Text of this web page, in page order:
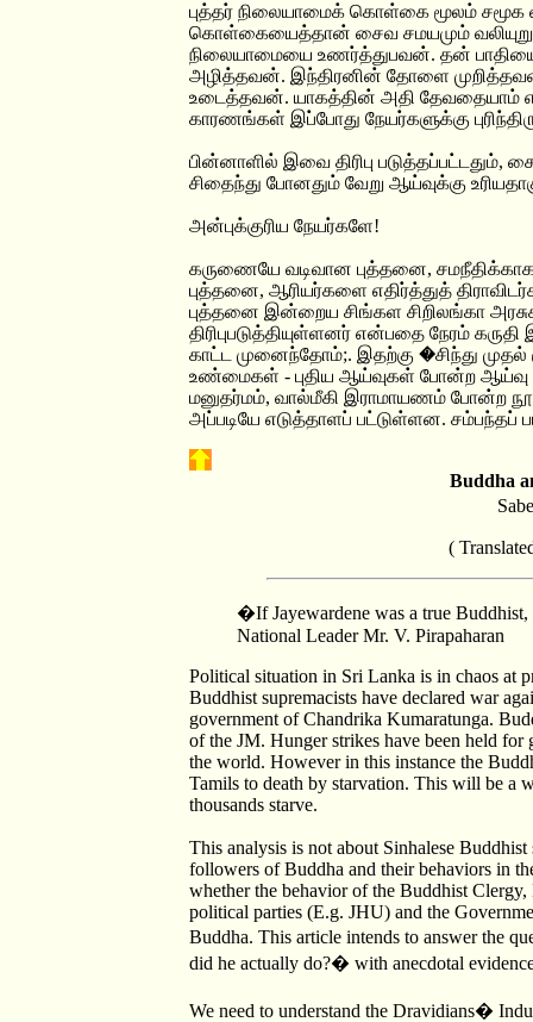
புத்தர் நிலையாமைக் கொள்கை மூலம் சமூக
கொள்கையைத்தான் சைவ சமயமும்
நிலையாமையை உணர்த்துபவன். தன்
அழித்தவன். இந்திரனின் தோளை
உடைத்தவன். யாகத்தின் அதி தேவதையாம்
காரணங்கள் இப்போது நேயர்களுக்கு
பின்னாளில் இவை திரிபு
சிதைந்து போனதும் வேறு ஆய்வுக்கு
அன்புக்குரிய நேயர்களே!
கருணையே வடிவான புத்தனை,
புத்தனை, ஆரியர்களை எதிர்த்துத்
புத்தனை இன்றைய சிங்கள சிறிலங்கா
திரிபுபடுத்தியுள்ளனர் என்பதை நேரம்
காட்ட முனைந்தோம்;. இதற்கு �சிந்து
உண்மைகள் - புதிய ஆய்வுகள் போன்ற ஆய்வு
மனுதர்மம், வால்மீகி இராமாயணம் போன்ற
அப்படியே எடுத்தாளப் பட்டுள்ளன.
Buddha
(
�If Jayewardene was a true
National Leader Mr. V. Pirapaharan
Political situation in Sri Lanka is in chaos at
Buddhist supremacists have declared war
government of Chandrika Kumaratunga.
of the JM. Hunger strikes have been held for
the world. However in this instance the
Tamils to death by starvation. This will be a
thousands starve.
This analysis is not about Sinhalese
followers of Buddha and their behaviors in
whether the behavior of the Buddhist
political parties (E.g. JHU) and the
Buddha. This article intends to answer the
did he actually do?� with anecdotal
We need to understand the Dravidians�